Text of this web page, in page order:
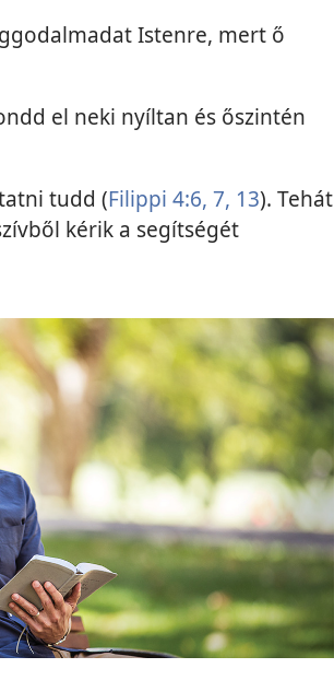
Istenre, mert ő
el neki nyíltan és őszintén
tudd (Filippi 4:6, 7, 13). Tehát
kérik a segítségét